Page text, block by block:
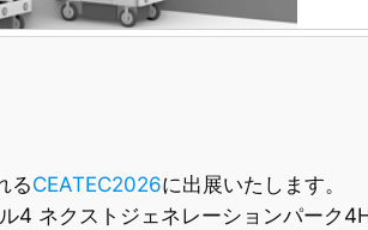
るCEATEC2026に出展いたします。
4 ネクストジェネレーションパーク